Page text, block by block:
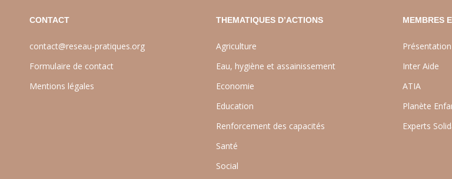
CONTACT
contact@reseau-pratiques.org
Formulaire de contact
Mentions légales
THEMATIQUES D’ACTIONS
Agriculture
Eau, hygiène et assainissement
Economie
Education
Renforcement des capacités
Santé
Social
MEMBRES
Inter Aide
ATIA
Planète
Experts